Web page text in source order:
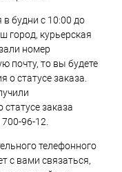
в будни с 10:00 до
город, курьерская
номер
почту, то вы будете
о статусе заказа.
заказа
700-96-12.
телефонного
с вами связаться,